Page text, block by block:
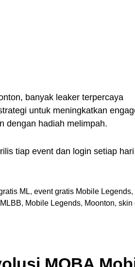
banyak leaker terpercaya
untuk meningkatkan
dengan hadiah melimpah.
tiap event dan login setiap hari
ML, event gratis Mobile Legends,
MLBB, Mobile Legends, Moonton, skin